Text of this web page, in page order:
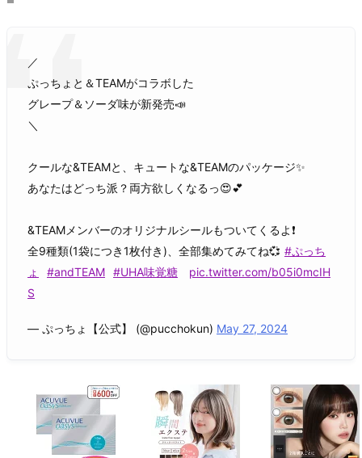
／
ぷっちょと＆TEAMがコラボした
グレープ＆ソーダ味が新発売📣
＼
クールな&TEAMと、キュートな&TEAMのパッケージ✨
あなたはどっち派？両方欲しくなるっ😍💕
&TEAMメンバーのオリジナルシールもついてくるよ❗
全9種類(1袋につき1枚付き)、全部集めてみてね💞 #ぷっち
ょ
#andTEAM #UHA味覚糖
pic.twitter.com/b05i0mcIH
S
— ぷっちょ【公式】 (@pucchokun) May 27, 2024